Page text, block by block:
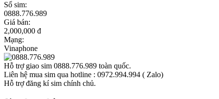
Số sim:
0888.776.989
Giá bán:
2,000,000 đ
Mạng:
Vinaphone
Hỗ trợ giao sim 0888.776.989 toàn quốc.
Liên hệ mua sim qua hotline : 0972.994.994 ( Zalo)
Hỗ trợ đăng kí sim chính chủ.